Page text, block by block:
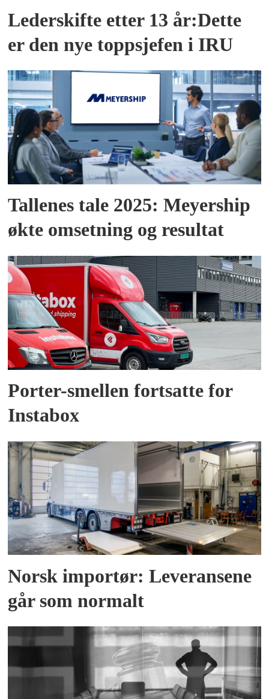
Lederskifte etter 13 år:Dette
er den nye toppsjefen i IRU
Tallenes tale 2025: Meyership
økte omsetning og resultat
Porter-smellen fortsatte for
Instabox
Norsk importør: Leveransene
går som normalt